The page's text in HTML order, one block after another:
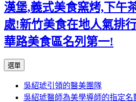
漢堡,義式美食窯烤,下午
處!新竹美食在地人氣排
華路美食區名列第一!
選單
主
要
吳紹琥引領的醫美團隊
吳紹琥醫師為美學導師的指定名